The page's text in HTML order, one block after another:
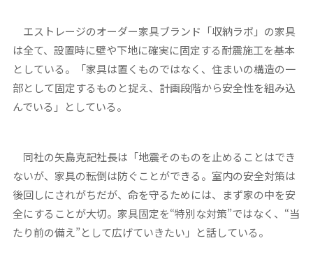
エストレージのオーダー家具ブランド「収納ラボ」の家具
は全て、設置時に壁や下地に確実に固定する耐震施工を基本
としている。「家具は置くものではなく、住まいの構造の一
部として固定するものと捉え、計画段階から安全性を組み込
んでいる」としている。
同社の矢島克記社長は「地震そのものを止めることはでき
ないが、家具の転倒は防ぐことができる。室内の安全対策は
後回しにされがちだが、命を守るためには、まず家の中を安
全にすることが大切。家具固定を“特別な対策”ではなく、“当
たり前の備え”として広げていきたい」と話している。